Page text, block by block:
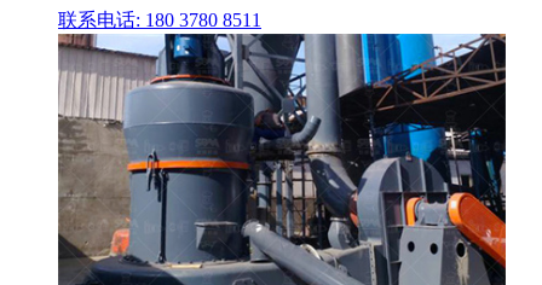
联系电话: 180 3780 8511